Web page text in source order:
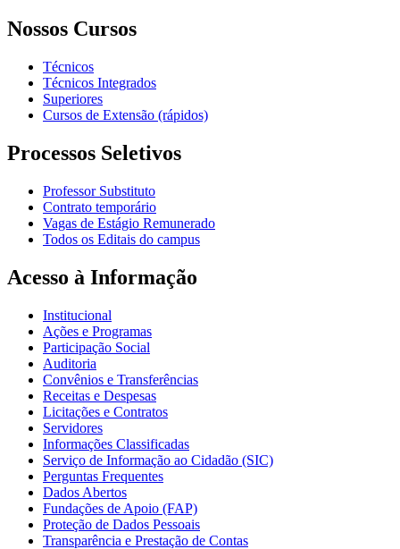
Nossos Cursos
Técnicos
Técnicos Integrados
Superiores
Cursos de Extensão (rápidos)
Processos Seletivos
Professor Substituto
Contrato temporário
Vagas de Estágio Remunerado
Todos os Editais do campus
Acesso à Informação
Institucional
Ações e Programas
Participação Social
Auditoria
Convênios e Transferências
Receitas e Despesas
Licitações e Contratos
Servidores
Informações Classificadas
Serviço de Informação ao Cidadão (SIC)
Perguntas Frequentes
Dados Abertos
Fundações de Apoio (FAP)
Proteção de Dados Pessoais
Transparência e Prestação de Contas